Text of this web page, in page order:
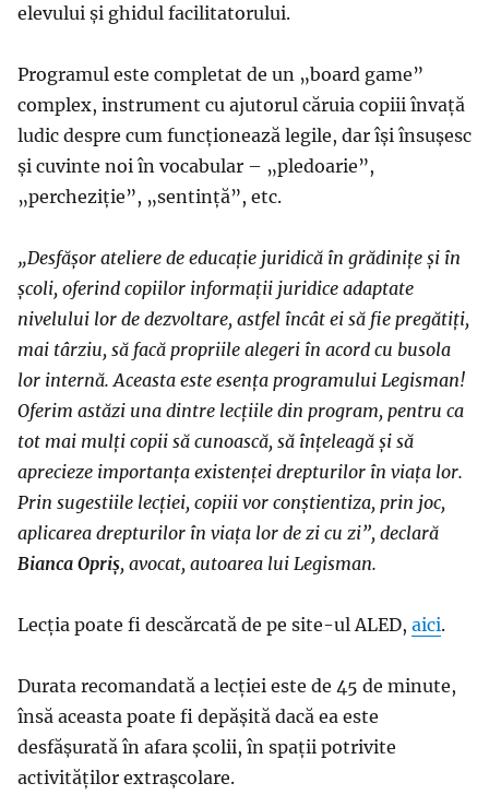
elevului și ghidul facilitatorului.
Programul este completat de un „board game”
complex, instrument cu ajutorul căruia copiii învață
ludic despre cum funcționează legile, dar își însușesc
și cuvinte noi în vocabular – „pledoarie”,
„percheziție”, „sentință”, etc.
„Desfășor ateliere de educație juridică în grădinițe și în
școli, oferind copiilor informații juridice adaptate
nivelului lor de dezvoltare, astfel încât ei să fie pregătiți,
mai târziu, să facă propriile alegeri în acord cu busola
lor internă. Aceasta este esența programului Legisman!
Oferim astăzi una dintre lecțiile din program, pentru ca
tot mai mulți copii să cunoască, să înțeleagă și să
aprecieze importanța existenței drepturilor în viața lor.
Prin sugestiile lecției, copiii vor conștientiza, prin joc,
aplicarea drepturilor în viața lor de zi cu zi”, declară
Bianca Opriș, avocat, autoarea lui Legisman.
Lecția poate fi descărcată de pe site-ul ALED, aici.
Durata recomandată a lecției este de 45 de minute,
însă aceasta poate fi depășită dacă ea este
desfășurată în afara școlii, în spații potrivite
activităților extrașcolare.